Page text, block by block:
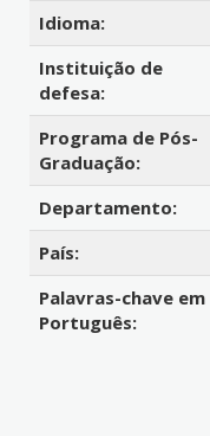
Idioma:
Instituição de
defesa:
Programa de Pós-
Graduação:
Departamento:
País:
Palavras-chave em
Português: